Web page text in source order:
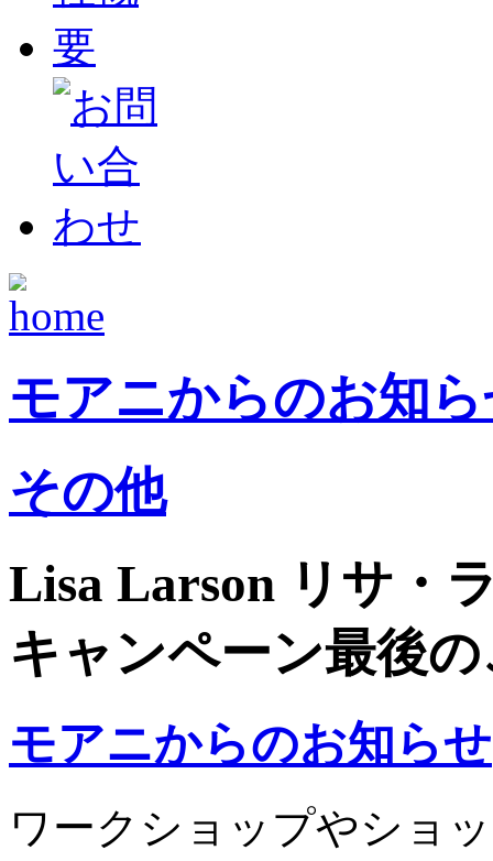
モアニからのお知
その他
Lisa Larson リサ・
キャンペーン最後
モアニからのお知らせ
ワークショップやショ